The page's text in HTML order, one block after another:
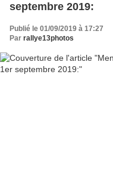
septembre 2019:
Publié le 01/09/2019 à 17:27
Par rallye13photos